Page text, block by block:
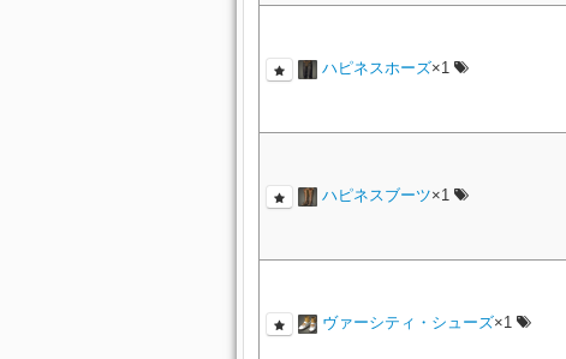
ハピネスホーズ×1
ハピネスブーツ×1
ヴァーシティ・シューズ×1